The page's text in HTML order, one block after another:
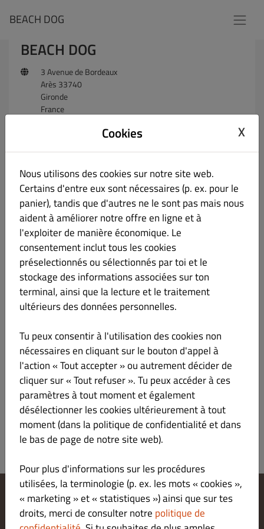
BEACH DOG
BEACH DOG
3 Avenue de Bordeaux
Arès 33740
Gironde
France
N'hésitez pas à envoyer un message
Aucun
ENVOYER
Modifier les paramètres relatifs aux cookies
Contactez-nous
Cookies X
Nous utilisons des cookies sur notre site web.
Certains d'entre eux sont nécessaires (p. ex. pour le
panier), tandis que d'autres ne le sont pas mais nous
aident à améliorer notre offre en ligne et à
l'exploiter de manière économique. Le
consentement inclut tous les cookies
préselectionnés ou sélectionnés par toi et le
stockage des informations associées sur ton
terminal, ainsi que la lecture et le traitement
ultérieurs des données personnelles.
Tu peux consentir à l'utilisation des cookies non
nécessaires en cliquant sur le bouton d'appel à
l'action « Tout accepter » ou autrement décider de
cliquer sur « Tout refuser ». Tu peux accéder à ces
paramètres à tout moment et également
désélectionner les cookies ultérieurement à tout
moment (dans la politique de confidentialité et dans
le bas de page de notre site web).
Pour plus d'informations sur les procédures
utilisées, la terminologie (p. ex. les mots « cookies »,
« marketing » et « statistiques ») ainsi que sur tes
droits, merci de consulter notre politique de